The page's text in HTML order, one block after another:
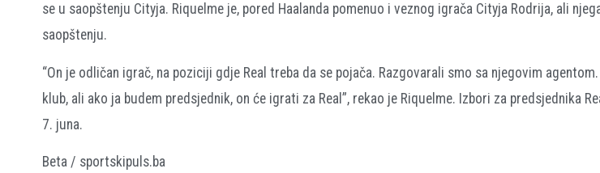
se u saopštenju Cityja. Riquelme je, pored Haalanda pomenuo i veznog igrača Cityja Rodrija, ali
saopštenju.
“On je odličan igrač, na poziciji gdje Real treba da se pojača. Razgovarali smo sa njegovim
klub, ali ako ja budem predsjednik, on će igrati za Real”, rekao je Riquelme. Izbori za predsjednika
7. juna.
Beta / sportskipuls.ba